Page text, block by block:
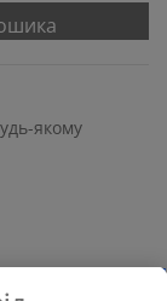
якому